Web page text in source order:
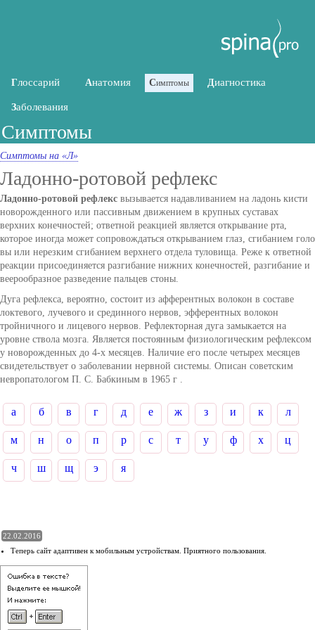
Глоссарий Анатомия Симптомы Диагностика
Заболевания
Симптомы
Симптомы на «Л»
Ладонно-ротовой рефлекс
Ладонно-ротовой рефлекс вызывается надавливанием на ладонь кисти
новорожденного или пассивным движением в крупных суставах
верхних конечностей; ответной реакцией является открывание рта,
которое иногда может сопровождаться открыванием глаз, сгибанием голо
вы или нерезким сгибанием верхнего отдела туловища. Реже к ответной
реакции присоединяется разгибание нижних конечностей, разгибание и
веерообразное разведение пальцев стоны.
Дуга рефлекса, вероятно, состоит из афферентных волокон в составе
локтевого, лучевого и срединного нервов, эфферентных волокон
тройничного и лицевого нервов. Рефлекторная дуга замыкается на
уровне ствола мозга. Является постоянным физиологическим рефлексом
у новорожденных до 4-х месяцев. Наличие его после четырех месяцев
свидетельствует о заболевании нервной системы. Описан советским
невропатологом П. С. Бабкиным в 1965 г .
а б в г д е ж з и к л
м н о п р с т у ф х ц
ч ш щ э я
22.02.2016
Теперь сайт адаптивен к мобильным устройствам. Приятного пользования.